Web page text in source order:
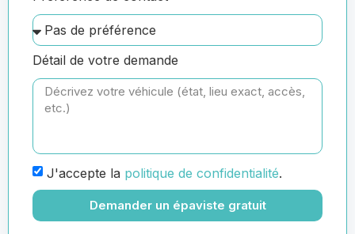
Détail de votre demande
J'accepte la politique de confidentialité.
Demander un épaviste gratuit